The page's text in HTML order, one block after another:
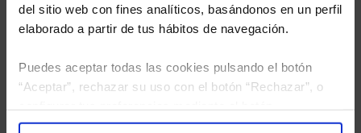
del sitio web con fines analíticos, basándonos en un perfil
elaborado a partir de tus hábitos de navegación.
Puedes aceptar todas las cookies pulsando el botón
“Aceptar”, rechazar su uso con el botón “Rechazar”, o
“Configuración”. Consulta nuestraPolítica